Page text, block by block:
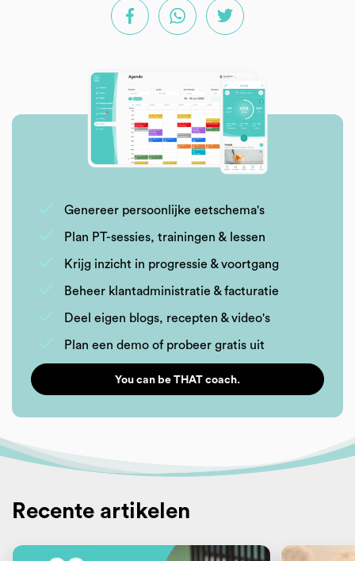
Genereer persoonlijke eetschema's
Plan PT-sessies, trainingen & lessen
Krijg inzicht in progressie & voortgang
Beheer klantadministratie & facturatie
Deel eigen blogs, recepten & video's
Plan een demo of probeer gratis uit
You can be THAT coach.
Recente artikelen